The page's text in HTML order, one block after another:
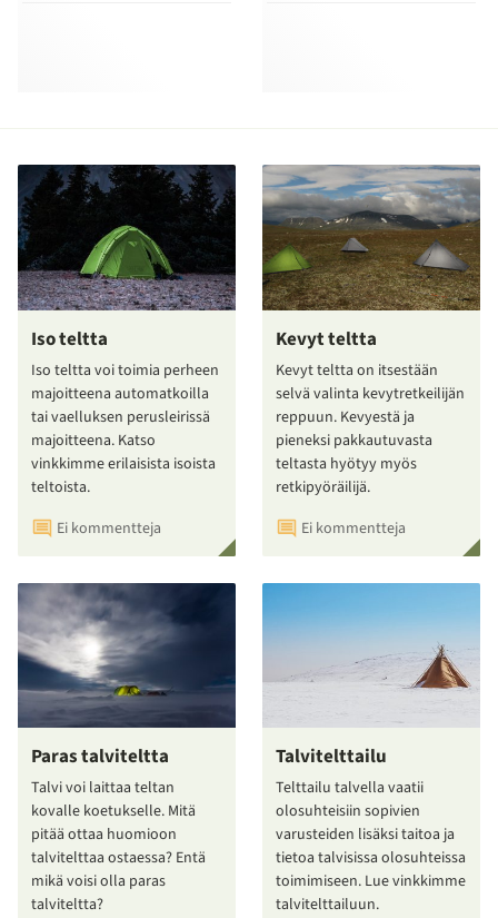
Iso teltta
Iso teltta voi toimia perheen
majoitteena automatkoilla
tai vaelluksen perusleirissä
majoitteena. Katso
vinkkimme erilaisista isoista
teltoista.
Ei kommentteja
Kevyt teltta
Kevyt teltta on itsestään
selvä valinta kevytretkeilijän
reppuun. Kevyestä ja
pieneksi pakkautuvasta
teltasta hyötyy myös
retkipyöräilijä.
Ei kommentteja
Paras talviteltta
Talvi voi laittaa teltan
kovalle koetukselle. Mitä
pitää ottaa huomioon
talvitelttaa ostaessa? Entä
mikä voisi olla paras
talviteltta?
Talvitelttailu
Telttailu talvella vaatii
olosuhteisiin sopivien
varusteiden lisäksi taitoa ja
tietoa talvisissa olosuhteissa
toimimiseen. Lue vinkkimme
talvitelttailuun.